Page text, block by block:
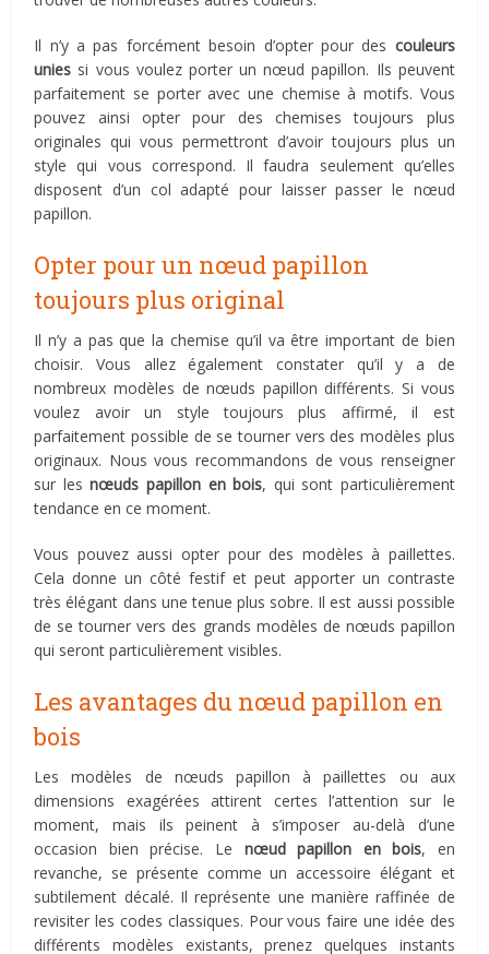
Il n’y a pas forcément besoin d’opter pour des couleurs
unies si vous voulez porter un nœud papillon. Ils peuvent
parfaitement se porter avec une chemise à motifs. Vous
pouvez ainsi opter pour des chemises toujours plus
originales qui vous permettront d’avoir toujours plus un
style qui vous correspond. Il faudra seulement qu’elles
disposent d’un col adapté pour laisser passer le nœud
papillon.
Opter pour un nœud papillon
toujours plus original
Il n’y a pas que la chemise qu’il va être important de bien
choisir. Vous allez également constater qu’il y a de
nombreux modèles de nœuds papillon différents. Si vous
voulez avoir un style toujours plus affirmé, il est
parfaitement possible de se tourner vers des modèles plus
originaux. Nous vous recommandons de vous renseigner
sur lesnœuds papillon en bois, qui sont particulièrement
tendance en ce moment.
Vous pouvez aussi opter pour des modèles à paillettes.
Cela donne un côté festif et peut apporter un contraste
très élégant dans une tenue plus sobre. Il est aussi possible
de se tourner vers des grands modèles de nœuds papillon
qui seront particulièrement visibles.
Les avantages du nœud papillon en
bois
Les modèles de nœuds papillon à paillettes ou aux
dimensions exagérées attirent certes l’attention sur le
moment, mais ils peinent à s’imposer au-delà d’une
occasion bien précise. Le nœud papillon en bois, en
revanche, se présente comme un accessoire élégant et
subtilement décalé. Il représente une manière raffinée de
revisiter les codes classiques. Pour vous faire une idée des
différents modèles existants, prenez quelques instants